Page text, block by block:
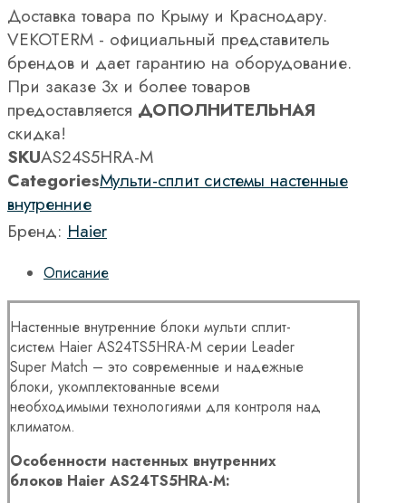
Доставка товара по Крыму и Краснодару.
VEKOTERM - официальный представитель
брендов и дает гарантию на оборудование.
При заказе 3х и более товаров
предоставляется ДОПОЛНИТЕЛЬНАЯ
скидка!
SKUAS24S5HRA-M
CategoriesМульти-сплит системы настенные
внутренние
Бренд: Haier
Описание
Настенные внутренние блоки мульти сплит-
систем Haier AS24TS5HRA-M серии Leader
Super Match – это современные и надежные
блоки, укомплектованные всеми
необходимыми технологиями для контроля над
климатом.
Особенности настенных внутренних
блоков Haier AS24TS5HRA-M: